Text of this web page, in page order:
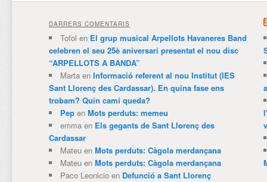
DARRERS COMENTARIS
Tofol en El grup musical Arpellots Havaneres Band
celebren el seu 25è aniversari presentat el nou disc
“ARPELLOTS A BANDA”
Martaen Informació referent al nou Institut (IES
Sant Llorenç des Cardassar). En quina fase ens
trobam? Quin camí queda?
Pepen Mots perduts: memeu
emmaen Els gegants de Sant Llorenç des
Cardassar
Mateuen Mots perduts: Càgola merdançana
Mateuen Mots perduts: Càgola merdançana
Paco Leonicioen Defunció a Sant Llorenç